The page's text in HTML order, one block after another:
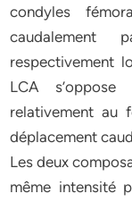
condyles
respectivement
LCA
relativement au
déplacement
Les deux
même intensité